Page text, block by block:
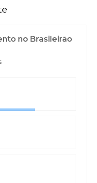
no Brasileirão